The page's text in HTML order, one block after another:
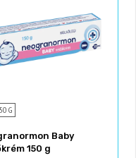
G
Baby
150 g